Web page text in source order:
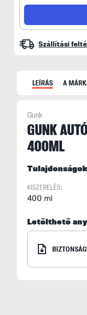
Szállítási
LEÍRÁS A
Gunk
GUNK
400ML
Tulajdonságok
KISZERELÉS:
400 ml
Letölthető